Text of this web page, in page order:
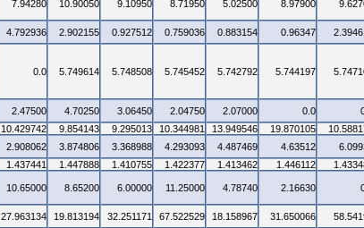
7.94280 10.90050 9.10950 8.71950 5.02500 8.97900
4.792936 2.902155 0.927512 0.759036 0.883154 0.96347
0.0 5.749614 5.748508 5.745452 5.742792 5.744197
2.47500 4.70250 3.06450 2.04750 2.07000 0.0
10.429742 9.854143 9.295013 10.344981 13.949546 19.870105
2.908062 3.874806 3.368988 4.293093 4.487469 4.63512
1.437441 1.447888 1.410755 1.422377 1.413462 1.446112
10.65000 8.65200 6.00000 11.25000 4.78740 2.16630
27.963134 19.813194 32.251171 67.522529 18.158967 31.650066